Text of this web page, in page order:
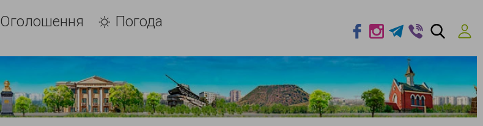
Оголошення Погода